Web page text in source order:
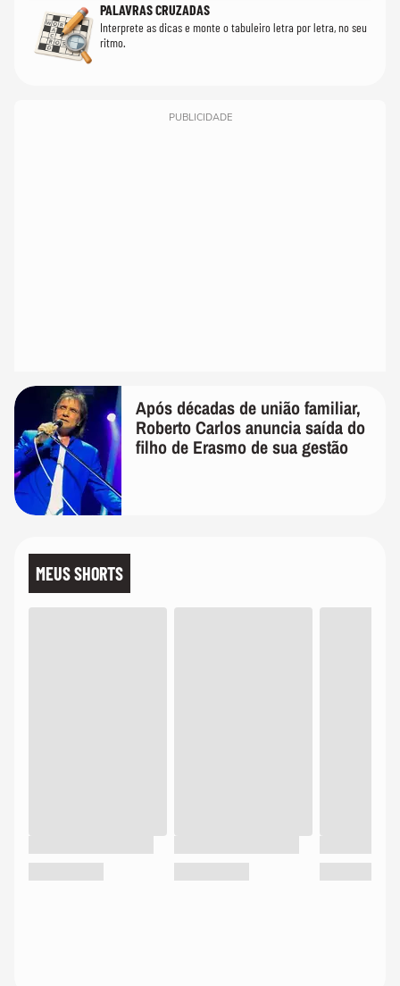
PALAVRAS CRUZADAS
Interprete as dicas e monte o tabuleiro letra por letra, no seu
ritmo.
PUBLICIDADE
Após décadas de união familiar,
Roberto Carlos anuncia saída do
filho de Erasmo de sua gestão
MEUS SHORTS